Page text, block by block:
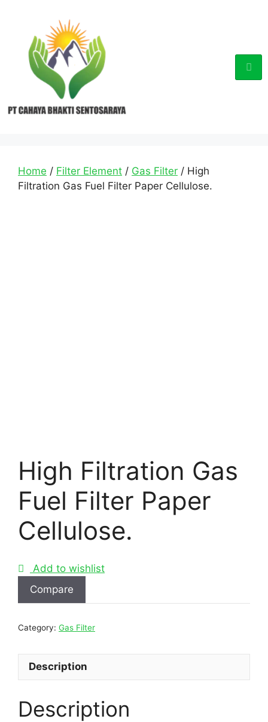
Home / Filter Element / Gas Filter / High
Filtration Gas Fuel Filter Paper Cellulose.
High Filtration Gas
Fuel Filter Paper
Cellulose.
Add to wishlist
Compare
Category: Gas Filter
Description
Description